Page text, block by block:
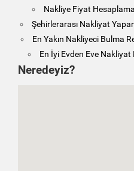
Nakliye Fiyat
Şehirlerarası Nakliyat
En Yakın Nakliyeci Bulma
En İyi Evden Eve Nakliyat
Neredeyiz?